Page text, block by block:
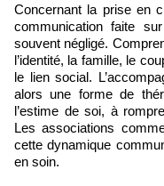
Concernant la prise en
communication faite
souvent négligé.
l’identité, la famille, le
le lien social.
alors une forme de
l’estime de soi, à
Les associations
cette dynamique
en soin.